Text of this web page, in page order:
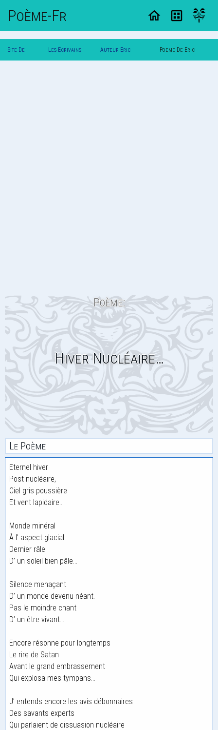
Poème-Fr
Site De Les Ecrivains Auteur Eric Poeme De Eric
Poème:
Hiver Nucléaire…
Le Poème
Eternel hiver
Post nucléaire,
Ciel gris poussière
Et vent lapidaire…
Monde minéral
À l’ aspect glacial.
Dernier râle
D’ un soleil bien pâle…
Silence menaçant
D’ un monde devenu néant.
Pas le moindre chant
D’ un être vivant…
Encore résonne pour longtemps
Le rire de Satan
Avant le grand embrassement
Qui explosa mes tympans…
J’ entends encore les avis débonnaires
Des savants experts
Qui parlaient de dissuasion nucléaire